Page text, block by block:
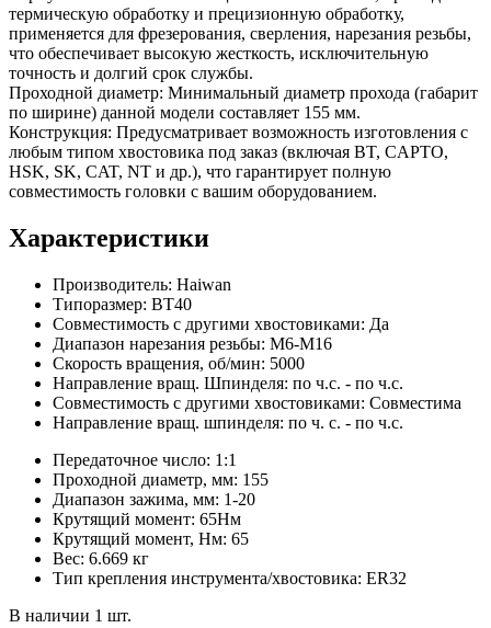
термическую обработку и прецизионную обработку,
применяется для фрезерования, сверления, нарезания резьбы,
что обеспечивает высокую жесткость, исключительную
точность и долгий срок службы.
Проходной диаметр: Минимальный диаметр прохода (габарит
по ширине) данной модели составляет 155 мм.
Конструкция: Предусматривает возможность изготовления с
любым типом хвостовика под заказ (включая BT, CAPTO,
HSK, SK, CAT, NT и др.), что гарантирует полную
совместимость головки с вашим оборудованием.
Характеристики
Производитель: Haiwan
Типоразмер: BT40
Совместимость с другими хвостовиками: Да
Диапазон нарезания резьбы: М6-М16
Скорость вращения, об/мин: 5000
Направление вращ. Шпинделя: по ч.с. - по ч.с.
Совместимость с другими хвостовиками: Совместима
Направление вращ. шпинделя: по ч. с. - по ч.с.
Передаточное число: 1:1
Проходной диаметр, мм: 155
Диапазон зажима, мм: 1-20
Крутящий момент: 65Нм
Крутящий момент, Нм: 65
Вес: 6.669 кг
Тип крепления инструмента/хвостовика: ER32
В наличии 1 шт.